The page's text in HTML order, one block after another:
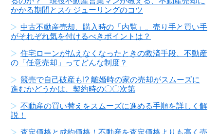
かかる期間とスケジューリングのコツ
中古不動産売却、購入時の「内覧」。売り手と買い手
がそれぞれ気を付けるべきポイントは？
住宅ローンが払えなくなったときの救済手段、不動産
の「任意売却」ってどんな制度？
競売で自己破産も!? 離婚時の家の売却がスムーズに
進むかどうかは、契約時の〇〇次第
不動産の買い替えをスムーズに進める手順を詳しく解
説！